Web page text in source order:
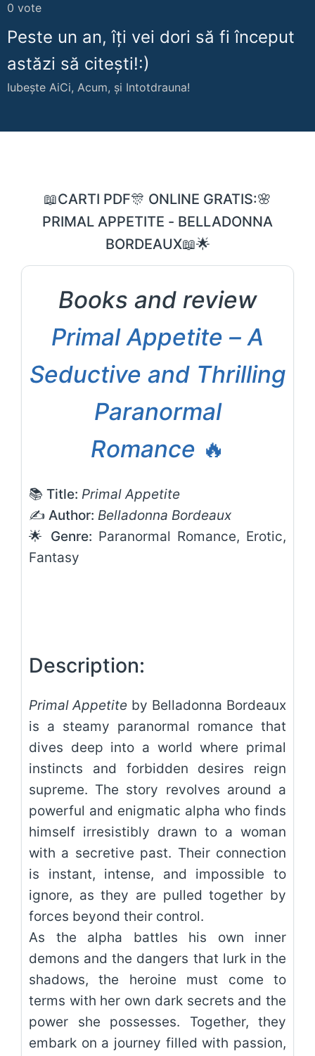
0 vote
Peste un an, îți vei dori să fi început
astăzi să citești!:)
Iubește AiCi, Acum, și Intotdrauna!
📖CARTI PDF🎊 ONLINE GRATIS:🌸
PRIMAL APPETITE - BELLADONNA
BORDEAUX📖🌟
Books and review
Primal Appetite – A
Seductive and Thrilling
Paranormal
Romance 🔥
📚 Title: Primal Appetite
✍️ Author: Belladonna Bordeaux
🌟 Genre: Paranormal Romance, Erotic,
Fantasy
Description:
Primal Appetite by Belladonna Bordeaux
is a steamy paranormal romance that
dives deep into a world where primal
instincts and forbidden desires reign
supreme. The story revolves around a
powerful and enigmatic alpha who finds
himself irresistibly drawn to a woman
with a secretive past. Their connection
is instant, intense, and impossible to
ignore, as they are pulled together by
forces beyond their control.
As the alpha battles his own inner
demons and the dangers that lurk in the
shadows, the heroine must come to
terms with her own dark secrets and the
power she possesses. Together, they
embark on a journey filled with passion,